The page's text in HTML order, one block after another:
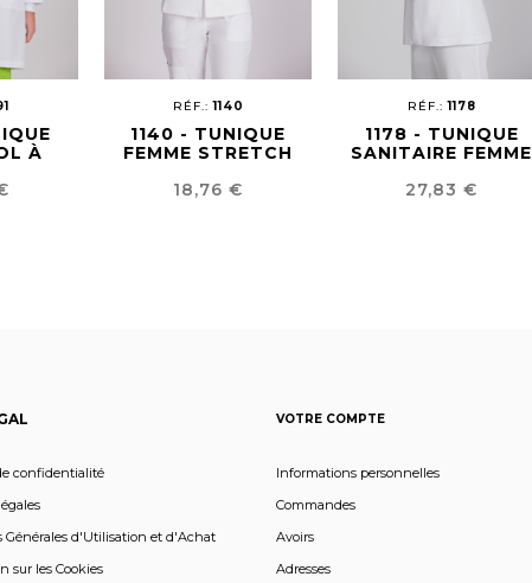
À
RÉF.:1140
1140 - TUNIQUE
FEMME STRETCH
Prix
18,76 €
RÉF.:1178
1178 - TUNIQUE
SANITAIRE FEMME
Prix
27,83 €
confidentialité
Générales d'Utilisation et d'Achat
sur les Cookies
VOTRE COMPTE
Informations personnelles
Commandes
Avoirs
Adresses